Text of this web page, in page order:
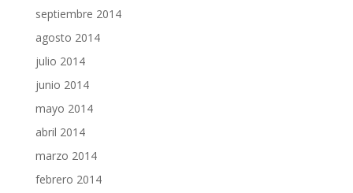
septiembre 2014
agosto 2014
julio 2014
junio 2014
mayo 2014
abril 2014
marzo 2014
febrero 2014